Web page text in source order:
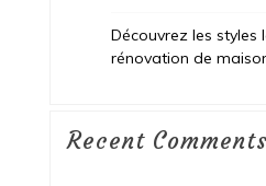
Découvrez les styles
rénovation de
Recent Comments